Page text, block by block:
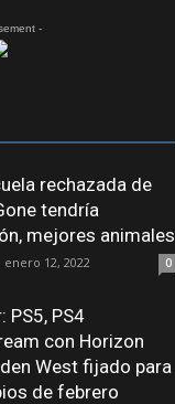
-
rechazada de
tendría
mejores animales
enero 12, 2022 0
PS5, PS4
con Horizon
West fijado para
de febrero